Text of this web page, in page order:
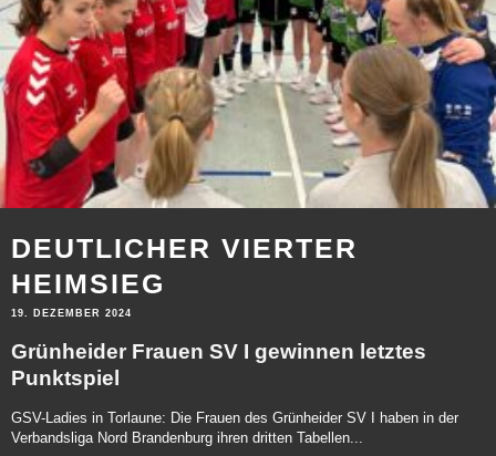
DEUTLICHER VIERTER
HEIMSIEG
19. DEZEMBER 2024
Grünheider Frauen SV I gewinnen letztes
Punktspiel
GSV-Ladies in Torlaune: Die Frauen des Grünheider SV I haben in der
Verbandsliga Nord Brandenburg ihren dritten Tabellen...